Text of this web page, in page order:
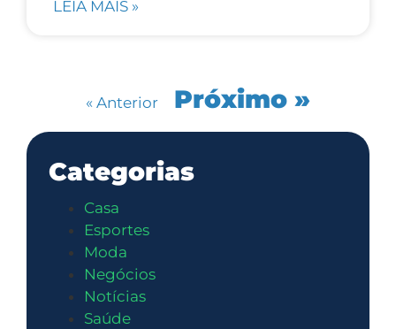
LEIA MAIS »
« Anterior Próximo »
Categorias
Casa
Esportes
Moda
Negócios
Notícias
Saúde